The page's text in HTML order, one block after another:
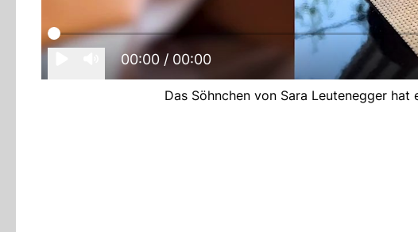
00:00 / 00:00
Das Söhnchen von Sara Leutenegger